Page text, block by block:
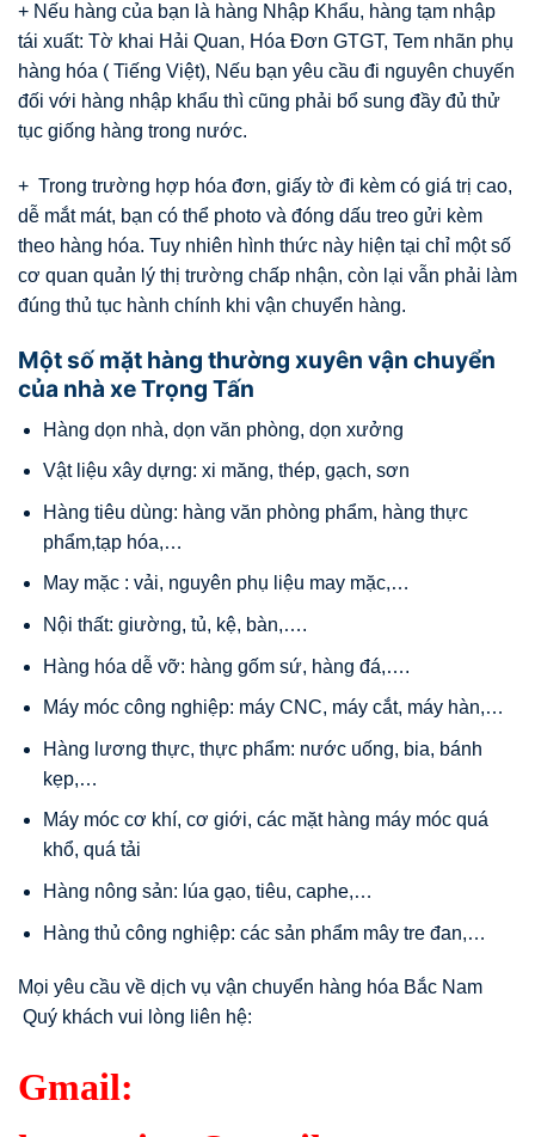
+ Nếu hàng của bạn là hàng Nhập Khẩu, hàng tạm nhập
tái xuất: Tờ khai Hải Quan, Hóa Đơn GTGT, Tem nhãn phụ
hàng hóa ( Tiếng Việt), Nếu bạn yêu cầu đi nguyên chuyến
đối với hàng nhập khẩu thì cũng phải bổ sung đầy đủ thử
tục giống hàng trong nước.
+ Trong trường hợp hóa đơn, giấy tờ đi kèm có giá trị cao,
dễ mắt mát, bạn có thể photo và đóng dấu treo gửi kèm
theo hàng hóa. Tuy nhiên hình thức này hiện tại chỉ một số
cơ quan quản lý thị trường chấp nhận, còn lại vẫn phải làm
đúng thủ tục hành chính khi vận chuyển hàng.
Một số mặt hàng thường xuyên vận chuyển
của nhà xe Trọng Tấn
Hàng dọn nhà, dọn văn phòng, dọn xưởng
Vật liệu xây dựng: xi măng, thép, gạch, sơn
Hàng tiêu dùng: hàng văn phòng phẩm, hàng thực
phẩm,tạp hóa,…
May mặc : vải, nguyên phụ liệu may mặc,…
Nội thất: giường, tủ, kệ, bàn,….
Hàng hóa dễ vỡ: hàng gốm sứ, hàng đá,….
Máy móc công nghiệp: máy CNC, máy cắt, máy hàn,…
Hàng lương thực, thực phẩm: nước uống, bia, bánh
kẹp,…
Máy móc cơ khí, cơ giới, các mặt hàng máy móc quá
khổ, quá tải
Hàng nông sản: lúa gạo, tiêu, caphe,…
Hàng thủ công nghiệp: các sản phẩm mây tre đan,…
Mọi yêu cầu về dịch vụ vận chuyển hàng hóa Bắc Nam
Quý khách vui lòng liên hệ:
Gmail: